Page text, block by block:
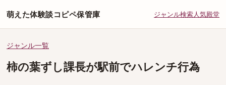
萌えた体験談コピペ保管庫 ジャンル検索人気殿堂
ジャンル一覧
柿の葉ずし課長が駅前でハレンチ行為